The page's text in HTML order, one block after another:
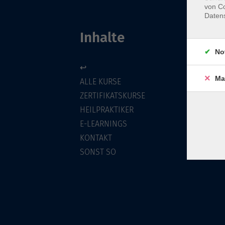
Inhalte
↩
ALLE KURSE
ZERTIFIKATSKURSE
HEILPRAKTIKER
E-LEARNINGS
KONTAKT
SONST SO
von